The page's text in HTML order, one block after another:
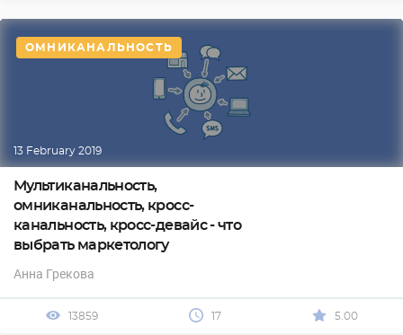
ОМНИКАНАЛЬНОСТЬ
13 February 2019
Мультиканальность,
омниканальность, кросс-
канальность, кросс-девайс - что
выбрать маркетологу
Анна Грекова
13859 17 5.00